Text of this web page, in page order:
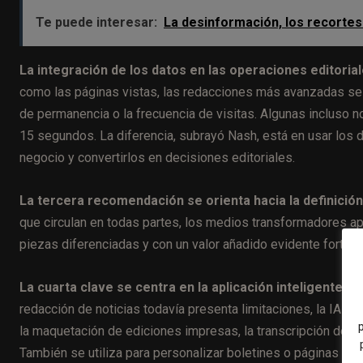
Te puede interesar: La desinformación, los
La integración de los datos en las operaciones
como las páginas vistas, las redacciones más avanzadas
de permanencia o la frecuencia de visitas. Algunas incluso
15 segundos. La diferencia, subrayó Nash, está en usar
negocio y convertirlos en decisiones editoriales.
La tercera recomendación se orienta hacia la
que circulan en todas partes, los medios transformadores
piezas diferenciadas y con un valor añadido evidente
La cuarta clave se centra en la aplicación inteligente
redacción de noticias todavía presenta limitaciones, la IA
la maquetación de ediciones impresas, la transcripción de
También se utiliza para personalizar boletines o páginas